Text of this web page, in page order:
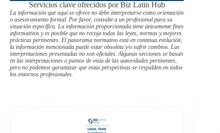
Servicios clave ofrecidos por Biz Latin Hub
La información que aquí se ofrece no debe interpretarse como orientación
o asesoramiento formal. Por favor, consulte a un profesional para su
situación específica. La información proporcionada tiene únicamente fines
informativos y es posible que no recoja todas las leyes, normas y mejores
prácticas pertinentes. El panorama normativo está en continua evolución;
la información mencionada puede estar obsoleta y/o sufrir cambios. Las
interpretaciones presentadas no son oficiales. Algunas secciones se basan
en las interpretaciones o puntos de vista de las autoridades pertinentes,
pero no podemos garantizar que estas perspectivas se respalden en todos
los entornos profesionales.